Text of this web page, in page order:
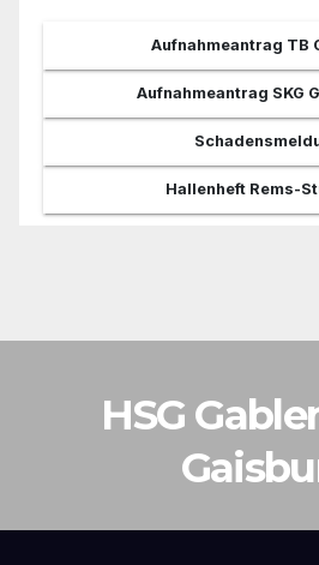
Aufnahmeantrag TB
Aufnahmeantrag SKG
Hallenheft Rems-
HSG